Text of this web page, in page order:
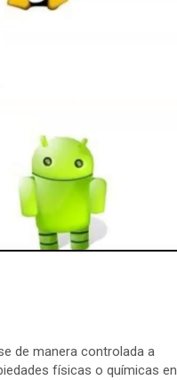
de manera controlada a
físicas o químicas en